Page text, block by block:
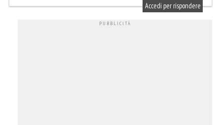
Accedi per rispondere